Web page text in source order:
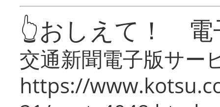
👆おしえて！ 電
交通新聞電子版サー
https://